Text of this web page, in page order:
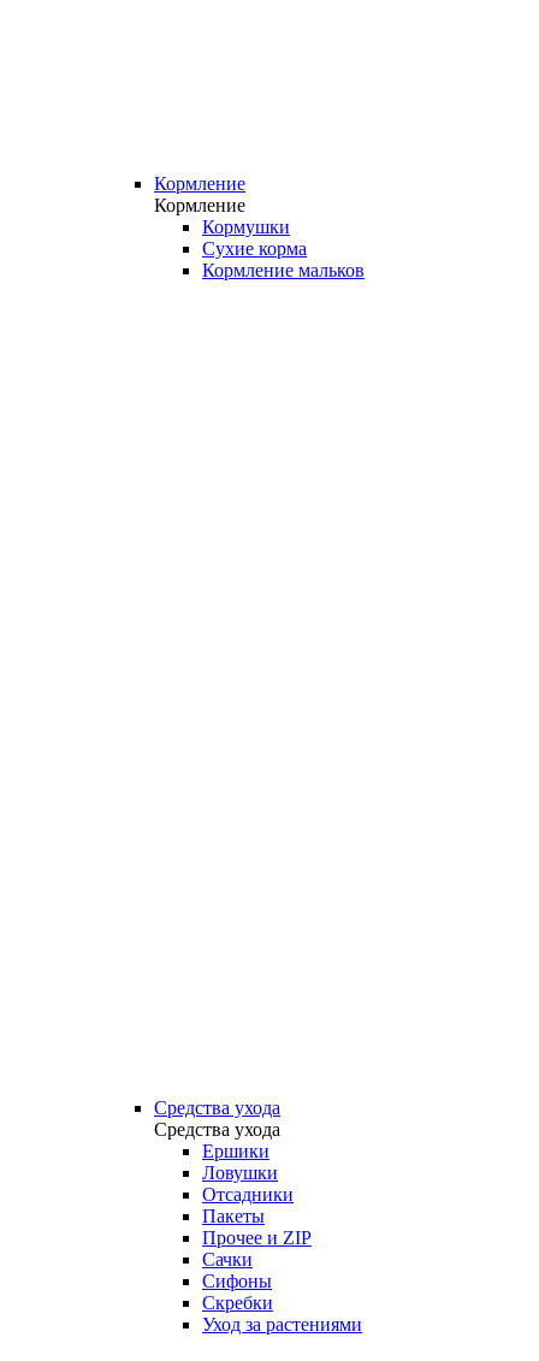
Кормление
Кормление
Кормушки
Сухие корма
Кормление мальков
Средства ухода
Средства ухода
Ершики
Ловушки
Отсадники
Пакеты
Прочее и ZIP
Сачки
Сифоны
Скребки
Уход за растениями